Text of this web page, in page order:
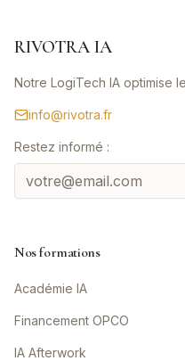
RIVOTRA IA
Notre LogiTech IA optimise
info@rivotra.fr
Restez informé :
Nos formations
Académie IA
Financement OPCO
IA Afterwork